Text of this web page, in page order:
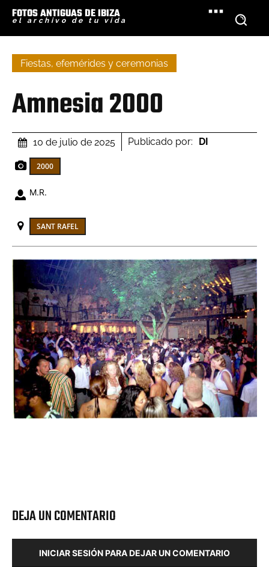
FOTOS ANTIGUAS DE IBIZA
el archivo de tu vida
Fiestas, efemérides y ceremonias
Amnesia 2000
10 de julio de 2025 Publicado por: DI
2000
M.R.
SANT RAFEL
DEJA UN COMENTARIO
INICIAR SESIÓN PARA DEJAR UN COMENTARIO